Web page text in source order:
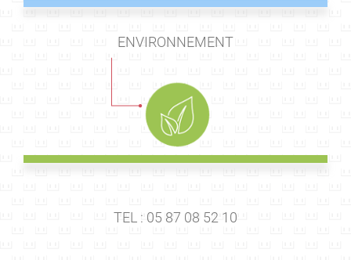
ENVIRONNEMENT
TEL : 05 87 08 52 10